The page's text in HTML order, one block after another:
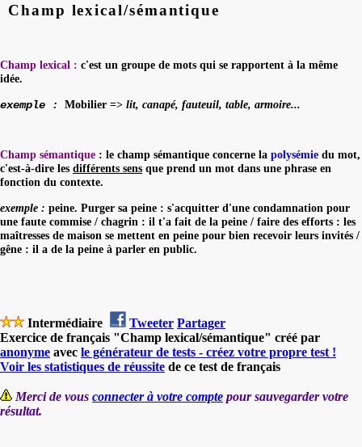
Champ lexical/sémantique
Champ lexical : c'est un groupe de mots qui se rapportent à la même
idée.
exemple : Mobilier => lit, canapé, fauteuil, table, armoire...
Champ sémantique : le champ sémantique concerne la polysémie du mot,
c'est-à-dire les différents sens que prend un mot dans une phrase en
fonction du contexte.
exemple : peine. Purger sa peine : s'acquitter d'une condamnation pour
une faute commise / chagrin : il t'a fait de la peine / faire des efforts : les
maîtresses de maison se mettent en peine pour bien recevoir leurs invités /
gêne : il a de la peine à parler en public.
Intermédiaire Tweeter Partager
Exercice de français "Champ lexical/sémantique" créé par
anonyme avec le générateur de tests - créez votre propre test !
Voir les statistiques de réussite de ce test de français
Merci de vous connecter à votre compte pour sauvegarder votre
résultat.